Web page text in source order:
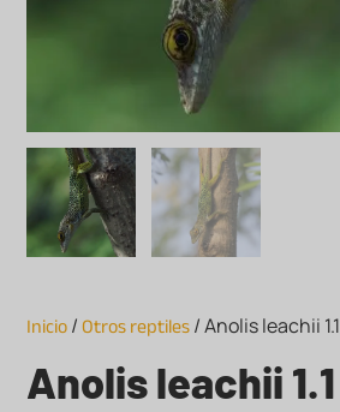
Inicio/Otros reptiles/ Anolis leachii 1.1
Anolis leachii 1.1